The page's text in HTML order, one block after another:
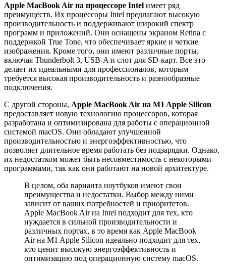
Apple MacBook Air на процессоре Intel имеет ряд
преимуществ. Их процессоры Intel предлагают высокую
производительность и поддерживают широкий спектр
программ и приложений. Они оснащены экраном Retina с
поддержкой True Tone, что обеспечивает яркие и четкие
изображения. Кроме того, они имеют различные порты,
включая Thunderbolt 3, USB-A и слот для SD-карт. Все это
делает их идеальными для профессионалов, которым
требуется высокая производительность и разнообразные
подключения.
С другой стороны, Apple MacBook Air на M1 Apple Silicon
предоставляет новую технологию процессоров, которая
разработана и оптимизирована для работы с операционной
системой macOS. Они обладают улучшенной
производительностью и энергоэффективностью, что
позволяет длительное время работать без подзарядки. Однако,
их недостатком может быть несовместимость с некоторыми
программами, так как они работают на новой архитектуре.
В целом, оба варианта ноутбуков имеют свои
преимущества и недостатки. Выбор между ними
зависит от ваших потребностей и приоритетов.
Apple MacBook Air на Intel подходит для тех, кто
нуждается в сильной производительности и
различных портах, в то время как Apple MacBook
Air на M1 Apple Silicon идеально подходит для тех,
кто ценит высокую энергоэффективность и
оптимизацию под операционную систему macOS.